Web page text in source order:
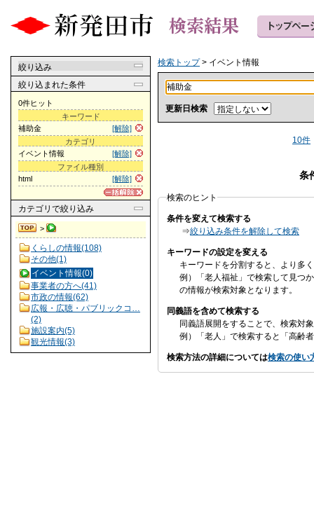
絞り込み
絞り込まれた条件
0件ヒット
キーワード
[解除]
補助金
カテゴリ
[解除]
イベント情報
ファイル種別
[解除]
html
カテゴリ で絞り込み
>
くらしの情報(108)
その他(1)
イベント情報(0)
事業者の方へ(41)
市政の情報(62)
広報・広聴・パブリックコ…
(2)
施設案内(5)
観光情報(3)
検索トップ> イベント情報
更新日検索
10件
条
検索のヒント
条件を変えて検索する
⇒絞り込み条件を解除して検索
キーワードの設定を変える
キーワードを分割すると、より多
例）「老人福祉」で検索して見つ
の情報が検索対象となります。
同義語を含めて検索する
同義語展開をすることで、検索対
例）「老人」で検索すると「高齢
検索方法の詳細については検索の使い